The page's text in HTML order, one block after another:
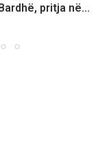
pritja në...